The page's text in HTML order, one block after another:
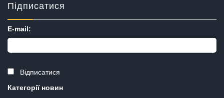
Підписатися
E-mail:
Відписатися
Категорії новин